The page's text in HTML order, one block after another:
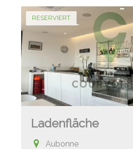
RESERVIERT
Ladenfläche
Aubonne